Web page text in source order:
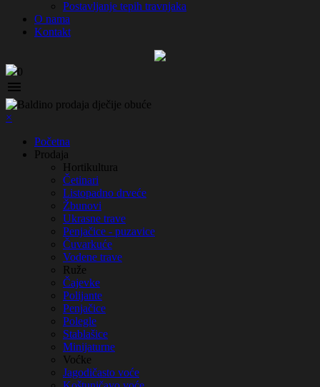
Postavljanje tepih travnjaka
O nama
Kontakt
0

×
Početna
Prodaja
Hortikultura
Četinari
Listopadno drveće
Žbunovi
Ukrasne trave
Penjačice - puzavice
Čuvarkuće
Vodene trave
Ruže
Čajevke
Polijante
Penjačice
Polegle
Stablašice
Minijaturne
Voćke
Jagodičasto voće